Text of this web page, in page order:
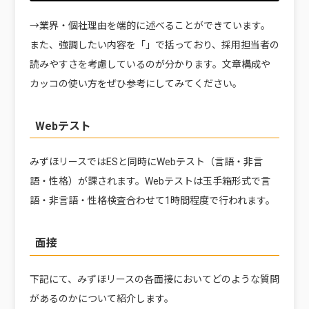
→業界・個社理由を端的に述べることができています。
また、強調したい内容を「」で括っており、採用担当者の
読みやすさを考慮しているのが分かります。文章構成や
カッコの使い方をぜひ参考にしてみてください。
Webテスト
みずほリースではESと同時にWebテスト（言語・非言
語・性格）が課されます。Webテストは玉手箱形式で言
語・非言語・性格検査合わせて1時間程度で行われます。
面接
下記にて、みずほリースの各面接においてどのような質問
があるのかについて紹介します。